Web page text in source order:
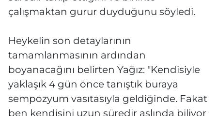
çalışmaktan gurur duyduğunu söyledi.
Heykelin son detaylarının
tamamlanmasının ardından
boyanacağını belirten Yağız: "Kendisiyle
yaklaşık 4 gün önce tanıştık buraya
sempozyum vasıtasıyla geldiğinde. Fakat
ben kendisini uzun süredir aslında biliyor